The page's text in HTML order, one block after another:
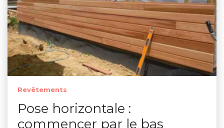
Revêtements
Pose horizontale :
commencer par le bas